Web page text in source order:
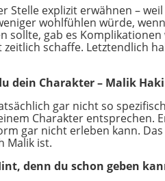
Stelle explizit erwähnen –
wohlfühlen würde,
sollte, gab es
schaffe. Letztendlich
dein Charakter – Malik
gar nicht so
Charakter entsprechen.
gar nicht erleben kann.
Malik ist.
denn du schon geben